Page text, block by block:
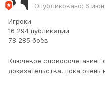
Опубликовано: 6
Игроки
16 294 публикации
78 285 боёв
Ключевое словосочетание
доказательства, пока очень